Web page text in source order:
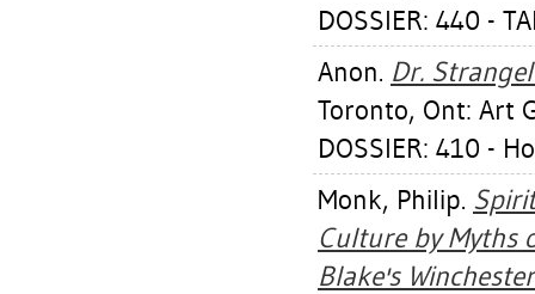
DOSSIER: 440 -
Anon. Dr.
Toronto, Ont: Art
DOSSIER: 410 -
Monk, Philip.
Culture by Myths
Blake's